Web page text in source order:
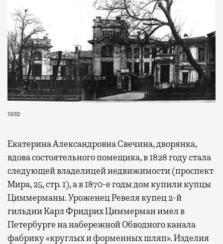
1932
Екатерина Александровна Свечина, дворянка,
вдова состоятельного помещика, в 1828 году стала
следующей владелицей недвижимости (проспект
Мира, 25, стр. 1), а в 1870-е годы дом купили купцы
Циммерманы. Уроженец Ревеля купец 2-й
гильдии Карл Фридрих Циммерман имел в
Петербурге на набережной Обводного канала
фабрику «круглых и форменных шляп». Изделия